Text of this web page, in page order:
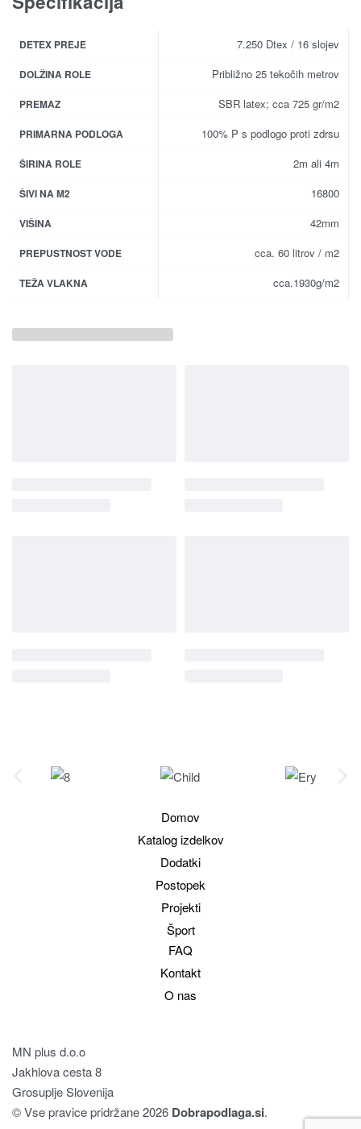
DETEX PREJE 7.250 Dtex / 16 slojev
DOLŽINA ROLE Približno 25 tekočih metrov
PREMAZ SBR latex; cca 725 gr/m2
PRIMARNA PODLOGA 100% P s podlogo proti zdrsu
ŠIRINA ROLE 2m ali 4m
ŠIVI NA M2 16800
VIŠINA 42mm
PREPUSTNOST VODE cca. 60 litrov / m2
TEŽA VLAKNA cca.1930g/m2
Domov
Katalog izdelkov
Dodatki
Postopek
Projekti
Šport
FAQ
Kontakt
O nas
MN plus d.o.o
Jakhlova cesta 8
Grosuplje Slovenija
© Vse pravice pridržane 2026 Dobrapodlaga.si.